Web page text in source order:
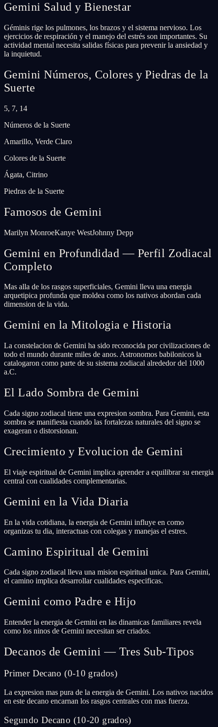
Gemini Salud y Bienestar
Géminis rige los pulmones, los brazos y el sistema nervioso. Los
ejercicios de respiración y el manejo del estrés son importantes. Su
actividad mental necesita salidas físicas para prevenir la ansiedad y
la inquietud.
Gemini Números, Colores y Piedras de la
Suerte
5, 7, 14
Números de la Suerte
Amarillo, Verde Claro
Colores de la Suerte
Ágata, Citrino
Piedras de la Suerte
Famosos de Gemini
Marilyn MonroeKanye WestJohnny Depp
Gemini en Profundidad — Perfil Zodiacal
Completo
Mas alla de los rasgos superficiales, Gemini lleva una energia
arquetipica profunda que moldea como los nativos abordan cada
dimension de la vida.
Gemini en la Mitologia e Historia
La constelacion de Gemini ha sido reconocida por civilizaciones de
todo el mundo durante miles de anos. Astronomos babilonicos la
catalogaron como parte de su sistema zodiacal alrededor del 1000
a.C.
El Lado Sombra de Gemini
Cada signo zodiacal tiene una expresion sombra. Para Gemini, esta
sombra se manifiesta cuando las fortalezas naturales del signo se
exageran o distorsionan.
Crecimiento y Evolucion de Gemini
El viaje espiritual de Gemini implica aprender a equilibrar su energia
central con cualidades complementarias.
Gemini en la Vida Diaria
En la vida cotidiana, la energia de Gemini influye en como
organizas tu dia, interactuas con colegas y manejas el estres.
Camino Espiritual de Gemini
Cada signo zodiacal lleva una mision espiritual unica. Para Gemini,
el camino implica desarrollar cualidades especificas.
Gemini como Padre e Hijo
Entender la energia de Gemini en las dinamicas familiares revela
como los ninos de Gemini necesitan ser criados.
Decanos de Gemini — Tres Sub-Tipos
Primer Decano (0-10 grados)
La expresion mas pura de la energia de Gemini. Los nativos nacidos
en este decano encarnan los rasgos centrales con mas fuerza.
Segundo Decano (10-20 grados)